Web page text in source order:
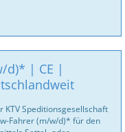
d)* | CE |
KTV Speditionsgesellschaft
Fahrer (m/w/d)* für den